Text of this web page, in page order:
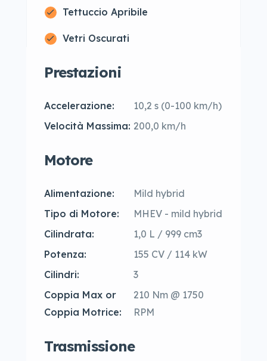
Tettuccio Apribile
Vetri Oscurati
Prestazioni
Accelerazione:
10,2 s (0-100 km/h)
Velocità Massima: 200,0 km/h
Motore
Alimentazione:
Mild hybrid
Tipo di Motore:
MHEV - mild hybrid
Cilindrata:
1,0 L / 999 cm3
Potenza:
155 CV / 114 kW
Cilindri:
3
Coppia Max or
Coppia Motrice:
210 Nm @ 1750
RPM
Trasmissione